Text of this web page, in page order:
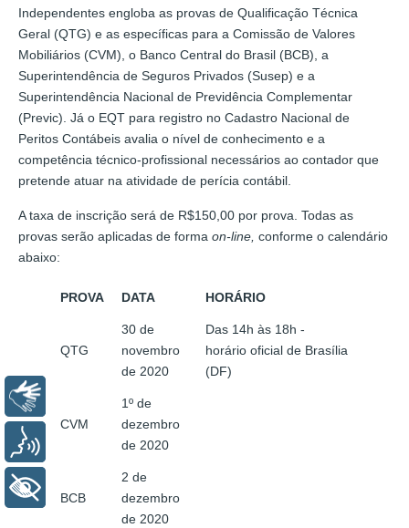
Independentes engloba as provas de Qualificação Técnica
Geral (QTG) e as específicas para a Comissão de Valores
Mobiliários (CVM), o Banco Central do Brasil (BCB), a
Superintendência de Seguros Privados (Susep) e a
Superintendência Nacional de Previdência Complementar
(Previc). Já o EQT para registro no Cadastro Nacional de
Peritos Contábeis avalia o nível de conhecimento e a
competência técnico-profissional necessários ao contador que
pretende atuar na atividade de perícia contábil.
A taxa de inscrição será de R$150,00 por prova. Todas as
provas serão aplicadas de forma on-line, conforme o calendário
abaixo:
PROVA DATA HORÁRIO
QTG
30 de
novembro
de 2020
Das 14h às 18h -
horário oficial de Brasília
(DF)
CVM
1º de
dezembro
de 2020
BCB
2 de
dezembro
de 2020